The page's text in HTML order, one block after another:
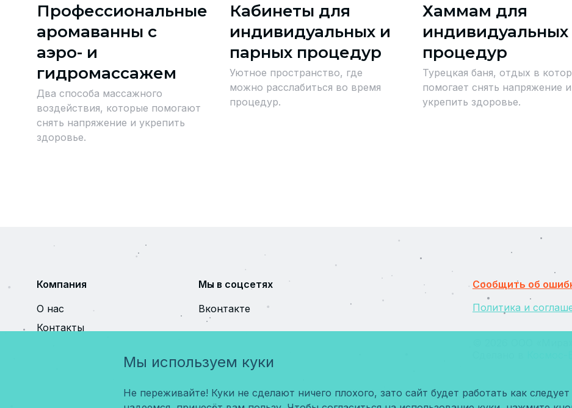
Профессиональные
аромаванны с
аэро- и
гидромассажем
Два способа массажного
воздействия, которые помогают
снять напряжение и укрепить
здоровье.
Кабинеты для
индивидуальных и
парных процедур
Уютное пространство, где
можно расслабиться во время
процедур.
Хаммам для
индивидуальных
процедур
Турецкая баня, отдых в
помогает снять напряжение и
укрепить здоровье.
Компания
О нас
Контакты
Мы в соцсетях
Вконтакте
Сообщить об
Политика и
Мы используем куки
Не переживайте! Куки не сделают ничего плохого, зато сайт будет работать как следует